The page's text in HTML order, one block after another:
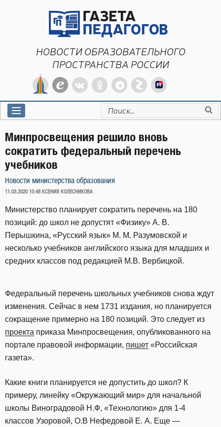
НОВОСТИ ОБРАЗОВАТЕЛЬНОГО
ПРОСТРАНСТВА РОССИИ
Искать:
Минпросвещения решило вновь
сократить федеральный перечень
учебников
Новости министерства образования
ОПУБЛИКОВАНО
11.03.2020 10:48 КСЕНИЯ КОЛЕСНИКОВА
Министерство планирует сократить перечень на 180
позиций: до школ не допустят «Физику» А. В.
Перышкина, «Русский язык» М. М. Разумовской и
несколько учебников английского языка для младших и
средних классов под редакцией М.В. Вербицкой.
Федеральный перечень школьных учебников снова ждут
изменения. Сейчас в нем 1731 издания, но планируется
сокращение примерно на 180 позиций. Это следует из
проекта приказа Минпросвещения, опубликованного на
портале правовой информации, пишет «Российская
газета».
Какие книги планируется не допустить до школ? К
примеру, линейку «Окружающий мир» для начальной
школы Виноградовой Н.Ф, «Технологию» для 1-4
классов Узоровой, О.В Нефедовой Е. А. Еще —